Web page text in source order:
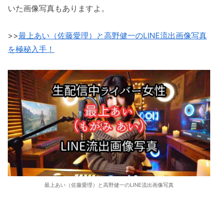
いた画像写真もありますよ。
>>最上あい（佐藤愛理）と高野健一のLINE流出画像写真
を極秘入手！
最上あい（佐藤愛理）と高野健一のLINE流出画像写真